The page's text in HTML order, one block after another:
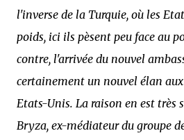
l'inverse de la Turquie, où les
poids, ici ils pèsent peu face au
contre, l'arrivée du nouvel
certainement un nouvel élan
Etats-Unis. La raison en est très
Bryza, ex-médiateur du groupe